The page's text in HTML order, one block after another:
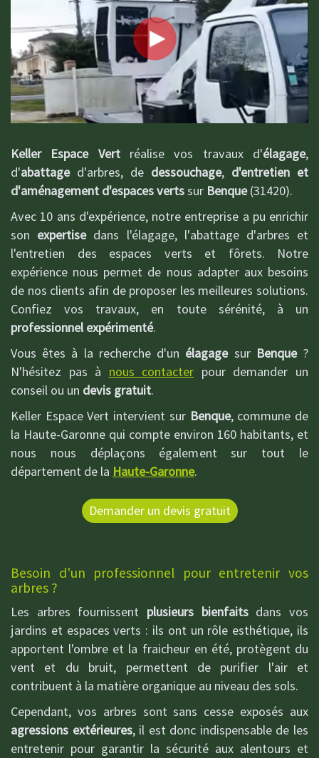
Keller Espace Vertréalise vos travaux d'élagage,
d'abattaged'arbres, de dessouchage, d'entretien et
d'aménagement d'espaces vertssur Benque(31420).
Avec 10 ans d'expérience, notre entreprise a pu enrichir
son expertisedans l'élagage, l'abattage d'arbres et
l'entretien des espaces verts et fôrets. Notre
expérience nous permet de nous adapter aux besoins
de nos clients afin de proposer les meilleures solutions.
Confiez vos travaux, en toute sérénité, à un
professionnel expérimenté.
Vous êtes à la recherche d'un élagagesur Benque?
N'hésitez pas à nous contacter pour demander un
conseil ou un devis gratuit.
Keller Espace Vert intervient sur Benque, commune de
la Haute-Garonne qui compte environ 160 habitants, et
nous nous déplaçons également sur tout le
département de la Haute-Garonne.
Demander un devis gratuit
Besoin d'un professionnel pour entretenir vos
arbres ?
Les arbres fournissent plusieurs bienfaitsdans vos
jardins et espaces verts : ils ont un rôle esthétique, ils
apportent l'ombre et la fraicheur en été, protègent du
vent et du bruit, permettent de purifier l'air et
contribuent à la matière organique au niveau des sols.
Cependant, vos arbres sont sans cesse exposés aux
agressions extérieures, il est donc indispensable de les
entretenir pour garantir la sécurité aux alentours et